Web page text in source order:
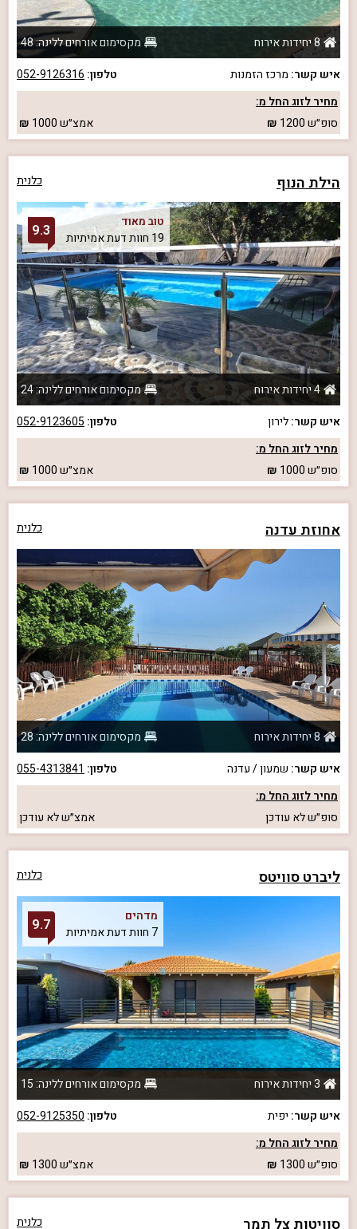
8 יחידות אירוח
מקסימום אורחים ללינה: 48
איש קשר: מרכז הזמנות טלפון: 052-9126316
מחיר לזוג החל מ:
סופ״ש1200 אמצ״ש1000
הילת הנוף כלנית
טוב מאוד
19 חוות דעת אמיתיות
9.3
4 יחידות אירוח
מקסימום אורחים ללינה: 24
איש קשר:לירון טלפון: 052-9123605
מחיר לזוג החל מ:
סופ״ש1000 אמצ״ש1000
אחוזת עדנה כלנית
8 יחידות אירוח
מקסימום אורחים ללינה: 28
איש קשר: שמעון / עדנה טלפון: 055-4313841
מחיר לזוג החל מ:
סופ״שלא עודכן אמצ״שלא עודכן
ליברט סוויטס כלנית
מדהים
7 חוות דעת אמיתיות
9.7
3 יחידות אירוח
מקסימום אורחים ללינה: 15
איש קשר: יפית טלפון: 052-9125350
מחיר לזוג החל מ:
סופ״ש1300 אמצ״ש1300
כלנית